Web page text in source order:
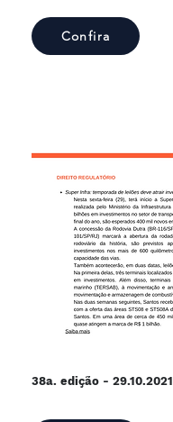
Confira
38a. edição - 29.10.2021